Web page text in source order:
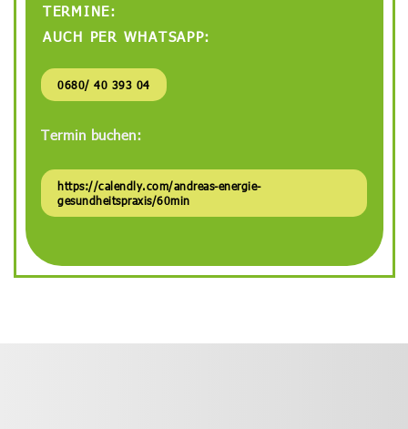
TERMINE:
AUCH PER WHATSAPP:
0680/ 40 393 04
Termin buchen:
https://calendly.com/andreas-energie-
gesundheitspraxis/60min